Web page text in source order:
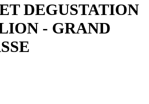
DEGUSTATION
- GRAND